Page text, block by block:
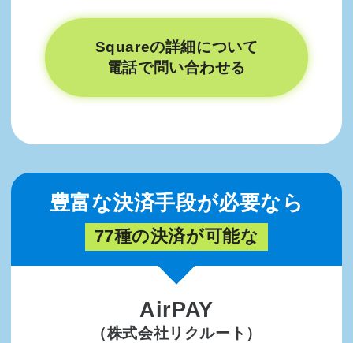
Squareの詳細について
電話で問い合わせる
豊富な決済手段が必要なら
77種の決済が可能な
AirPAY
（株式会社リクルート）